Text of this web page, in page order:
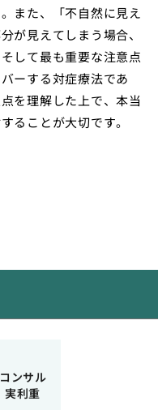
また、「不自然に見え
が見えてしまう場合、
して最も重要な注意点
ーする対症療法であ
を理解した上で、本当
ることが大切です。
ンサル
実利重